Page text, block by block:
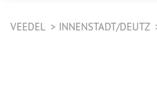
VEEDEL INNENSTADT/DEUTZ